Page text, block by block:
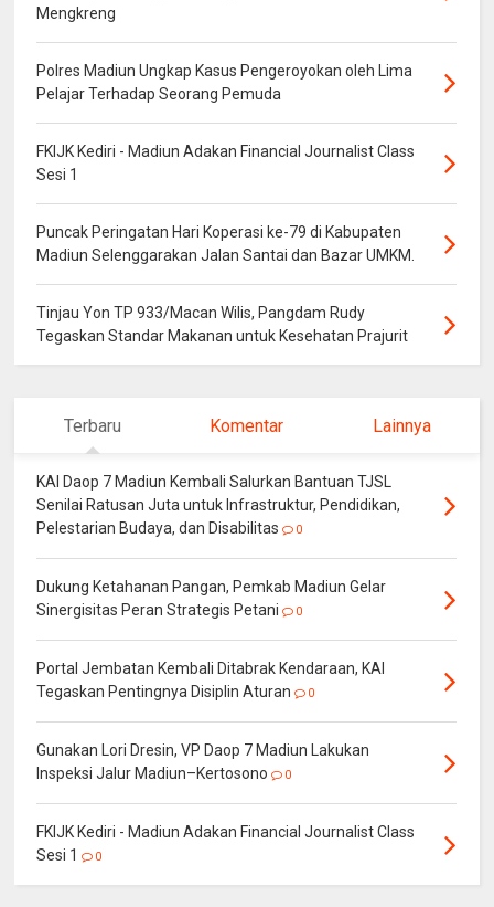
Mengkreng
Polres Madiun Ungkap Kasus Pengeroyokan oleh Lima
Pelajar Terhadap Seorang Pemuda
FKIJK Kediri - Madiun Adakan Financial Journalist Class
Sesi 1
Puncak Peringatan Hari Koperasi ke-79 di Kabupaten
Madiun Selenggarakan Jalan Santai dan Bazar UMKM.
Tinjau Yon TP 933/Macan Wilis, Pangdam Rudy
Tegaskan Standar Makanan untuk Kesehatan Prajurit
Terbaru Komentar Lainnya
KAI Daop 7 Madiun Kembali Salurkan Bantuan TJSL
Senilai Ratusan Juta untuk Infrastruktur, Pendidikan,
Pelestarian Budaya, dan Disabilitas
0
Dukung Ketahanan Pangan, Pemkab Madiun Gelar
Sinergisitas Peran Strategis Petani
0
Portal Jembatan Kembali Ditabrak Kendaraan, KAI
Tegaskan Pentingnya Disiplin Aturan
0
Gunakan Lori Dresin, VP Daop 7 Madiun Lakukan
Inspeksi Jalur Madiun–Kertosono
0
FKIJK Kediri - Madiun Adakan Financial Journalist Class
Sesi 1
0